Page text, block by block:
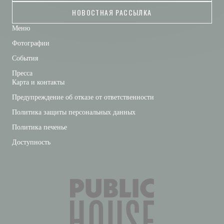
НОВОСТНАЯ РАССЫЛКА
Меню
Фотографии
События
Пресса
Карта и контакты
Предупреждение об отказе от ответственности
Политика защиты персональных данных
Политика печенье
Доступность